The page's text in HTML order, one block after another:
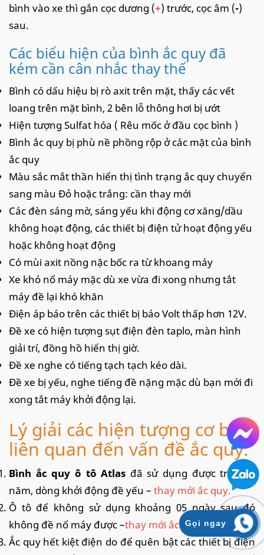
bình vào xe thì gắn cọc dương (+) trước, cọc âm (-)
sau.
Các biểu hiện của bình ắc quy đã
kém cần cân nhắc thay thế
Bình có dấu hiệu bị rò axit trên mặt, thấy các vết
loang trên mặt bình, 2 bên lỗ thông hơi bị ướt
Hiện tượng Sulfat hóa ( Rêu mốc ở đầu cọc bình )
Bình ắc quy bị phù nề phồng rộp ở các mặt của bình
ắc quy
Màu sắc mắt thần hiển thị tình trạng ắc quy chuyển
sang màu Đỏ hoặc trắng: cần thay mới
Các đèn sáng mờ, sáng yếu khi động cơ xăng/dầu
không hoạt động, các thiết bị điện tử hoạt động yếu
hoặc không hoạt động
Có mùi axit nồng nặc bốc ra từ khoang máy
Xe khó nổ máy mặc dù xe vừa đi xong nhưng tắt
máy đề lại khó khăn
Điện áp báo trên các thiết bị báo Volt thấp hơn 12V.
Đề xe có hiện tượng sụt điện đèn taplo, màn hình
giải trí, đồng hồ hiển thị giờ.
Đề xe nghe có tiếng tạch tạch kéo dài.
Đề xe bị yếu, nghe tiếng đề nặng mặc dù bạn mới đi
xong tắt máy khởi động lại.
Lý giải các hiện tượng cơ bản
liên quan đến vấn đề ắc quy:
Bình ắc quy ô tô Atlas đã sử dụng được trên 02
năm, dòng khởi động đề yếu – thay mới ắc quy.
Ô tô để không sử dụng khoảng 05 ngày sau đó
không đề nổ máy được –thay mới ắc quy.
Ắc quy hết kiệt điện do để quên bật các thiết bị điện
Gọi ngay